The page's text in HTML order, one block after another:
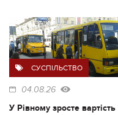
СУСПІЛЬСТВО
04.08.26
У Рівному зросте вартість